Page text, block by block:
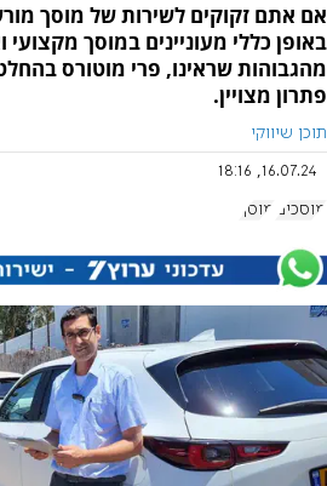
אם אתם זקוקים לשירות של מוסך
באופן כללי מעוניינים במוסך
מהגבוהות שראינו, פרי מוטורס
פתרון מצויין.
תוכן שיווקי
16.07.24, 18:16
מוסכים מוסך